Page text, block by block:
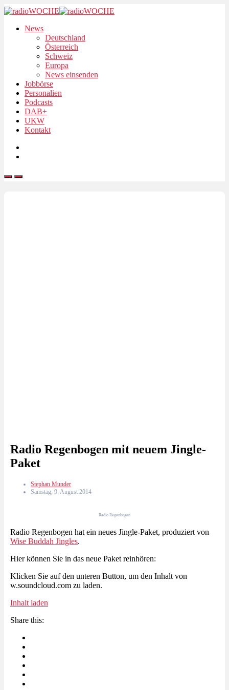
News
Deutschland
Österreich
Schweiz
Europa
News einsenden
Jobbörse
Personalien
Podcasts
DAB+
UKW
Kontakt
Radio Regenbogen mit neuem Jingle-
Paket
Stephan Munder
Samstag, 9. August 2014
Radio Regenbogen
Radio Regenbogen hat ein neues Jingle-Paket, produziert von
Wise Buddah Jingles.
Hier können Sie in das neue Paket reinhören:
Klicken Sie auf den unteren Button, um den Inhalt von
w.soundcloud.com zu laden.
Inhalt laden
Share this: